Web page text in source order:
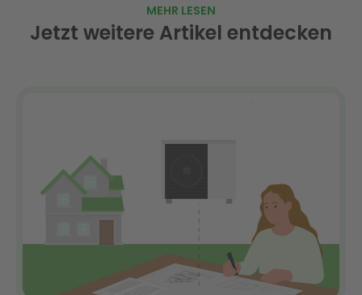
MEHR LESEN
Jetzt weitere Artikel entdecken